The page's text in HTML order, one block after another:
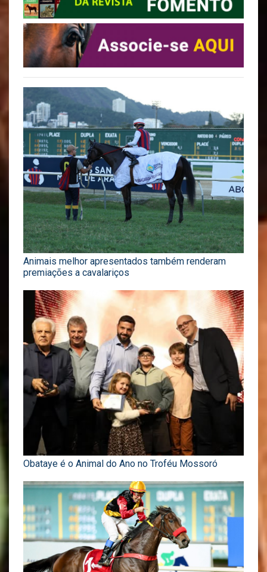
Animais melhor apresentados também renderam
premiações a cavalariços
Obataye é o Animal do Ano no Troféu Mossoró